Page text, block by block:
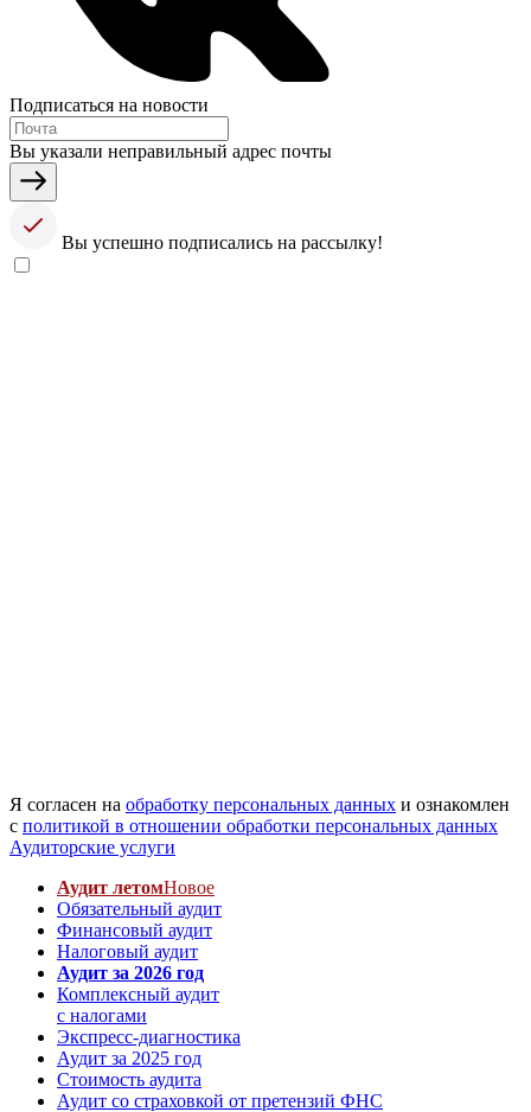
Подписаться на новости
Вы указали неправильный адрес почты
Вы успешно подписались на рассылку!
Я согласен на обработку персональных данных и ознакомлен
с политикой в отношении обработки персональных данных
Аудиторские услуги
Аудит летомНовое
Обязательный аудит
Финансовый аудит
Налоговый аудит
Аудит за 2026 год
Комплексный аудит
с налогами
Экспресс-диагностика
Аудит за 2025 год
Стоимость аудита
Аудит со страховкой от претензий ФНС